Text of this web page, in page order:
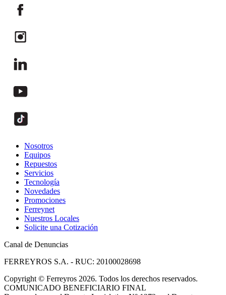
Nosotros
Equipos
Repuestos
Servicios
Tecnología
Novedades
Promociones
Ferreynet
Nuestros Locales
Solicite una Cotización
Canal de Denuncias
FERREYROS S.A. - RUC: 20100028698
Copyright © Ferreyros 2026. Todos los derechos reservados.
COMUNICADO BENEFICIARIO FINAL